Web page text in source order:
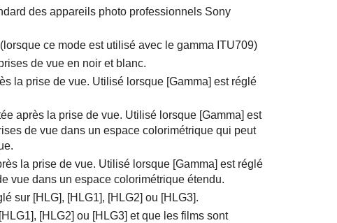
des appareils photo professionnels Sony
ce mode est utilisé avec le gamma ITU709)
de vue en noir et blanc.
la prise de vue. Utilisé lorsque [Gamma] est réglé
après la prise de vue. Utilisé lorsque [Gamma] est
de vue dans un espace colorimétrique qui peut
la prise de vue. Utilisé lorsque [Gamma] est réglé
vue dans un espace colorimétrique étendu.
sur [HLG], [HLG1], [HLG2] ou [HLG3].
[HLG1], [HLG2] ou [HLG3] et que les films sont